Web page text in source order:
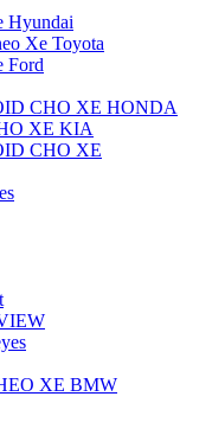
Hyundai
Xe Toyota
Ford
CHO XE HONDA
XE KIA
CHO XE
XE BMW